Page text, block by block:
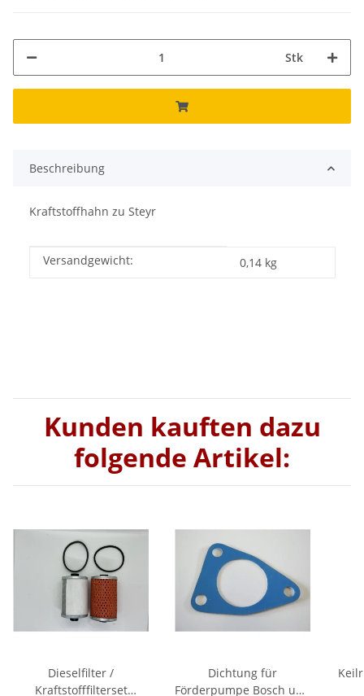
Stk
Beschreibung
Kraftstoffhahn zu Steyr
Produkteigenschaft
Wert
Versandgewicht: 0,14 kg
Kunden kauften dazu
folgende Artikel:
Dieselfilter /
Kraftstofffilterset
Dichtung für
Förderpumpe Bosch und